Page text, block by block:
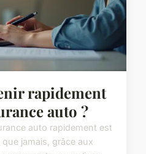
rapidement
auto ?
auto rapidement est
jamais, grâce aux